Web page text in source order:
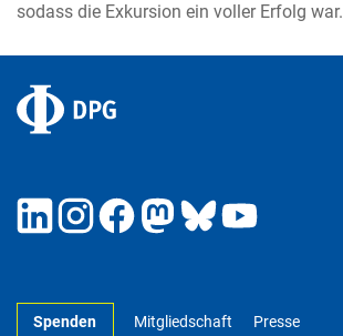
sodass die Exkursion ein voller Erfolg war.
Spenden Mitgliedschaft Presse